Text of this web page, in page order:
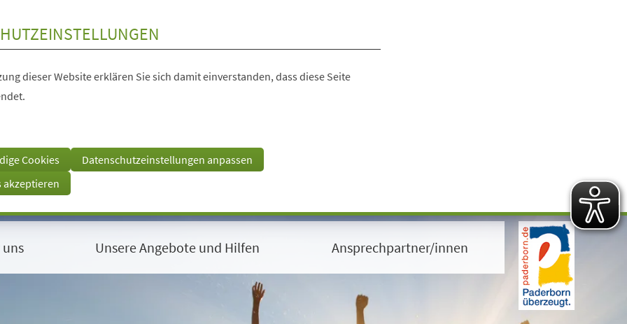
dieser Website erklären Sie sich damit einverstanden, dass diese Seite
Cookies
Datenschutzeinstellungen anpassen
akzeptieren
Unsere Angebote und Hilfen Ansprechpartner/innen